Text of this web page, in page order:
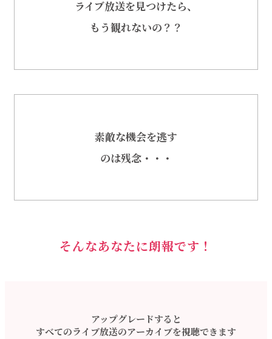
ライブ放送を見つけたら、
もう観れないの？？
素敵な機会を逃す
のは残念・・・
そんなあなたに朗報です！
アップグレードすると
すべてのライブ放送のアーカイブを視聴できます